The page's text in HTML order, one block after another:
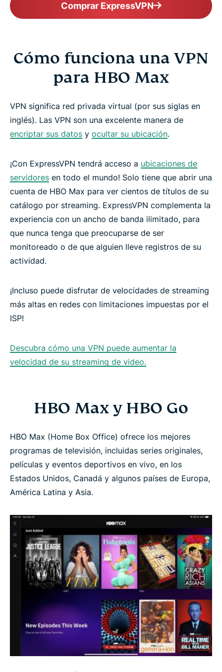
Comprar ExpressVPN
Cómo funciona una VPN
para HBO Max
VPN significa red privada virtual (por sus siglas en
inglés). Las VPN son una excelente manera de
encriptar sus datos y ocultar su ubicación.
¡Con ExpressVPN tendrá acceso a ubicaciones de
servidores en todo el mundo! Solo tiene que abrir una
cuenta de HBO Max para ver cientos de títulos de su
catálogo por streaming. ExpressVPN complementa la
experiencia con un ancho de banda ilimitado, para
que nunca tenga que preocuparse de ser
monitoreado o de que alguien lleve registros de su
actividad.
¡Incluso puede disfrutar de velocidades de streaming
más altas en redes con limitaciones impuestas por el
ISP!
Descubra cómo una VPN puede aumentar la
velocidad de su streaming de video.
HBO Max y HBO Go
HBO Max (Home Box Office) ofrece los mejores
programas de televisión, incluidas series originales,
películas y eventos deportivos en vivo, en los
Estados Unidos, Canadá y algunos países de Europa,
América Latina y Asia.